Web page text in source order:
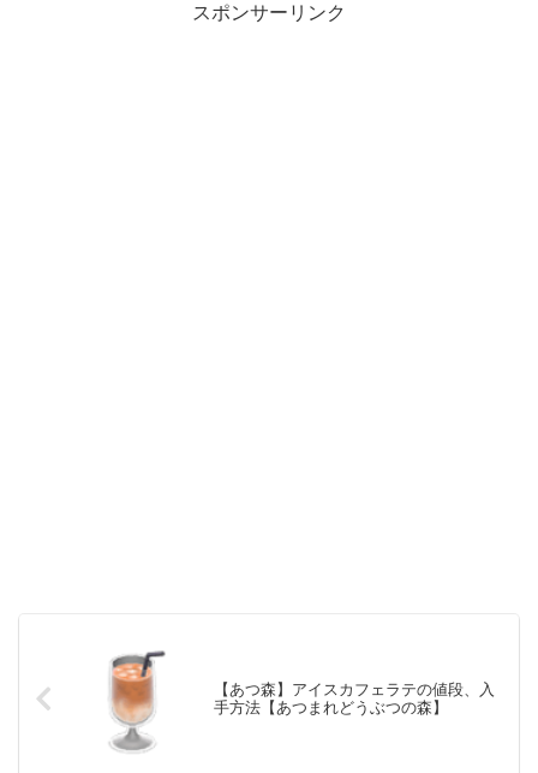
スポンサーリンク
【あつ森】アイスカフェラテの値段、入
手方法【あつまれどうぶつの森】